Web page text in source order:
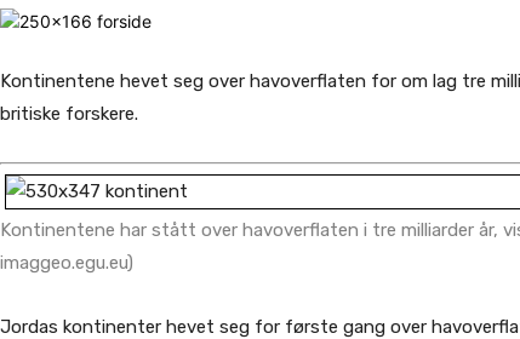
Kontinentene hevet seg over havoverflaten for om lag tre
britiske forskere.
Kontinentene har stått over havoverflaten i tre milliarder år,
imaggeo.egu.eu)
Jordas kontinenter hevet seg for første gang over